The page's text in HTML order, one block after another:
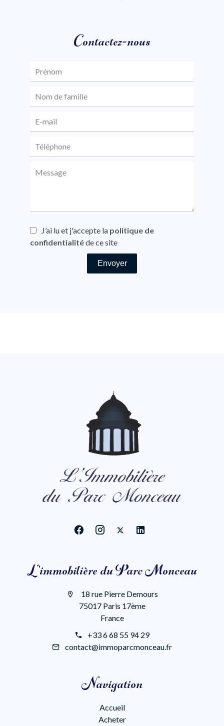
Contactez-nous
J’ai lu et j'accepte la politique de
confidentialitéde ce site
Envoyer
L'immobilière du Parc Monceau
18 rue Pierre Demours
75017 Paris 17ème
France
+33 6 68 55 94 29
contact@immoparcmonceau.fr
Navigation
Accueil
Acheter